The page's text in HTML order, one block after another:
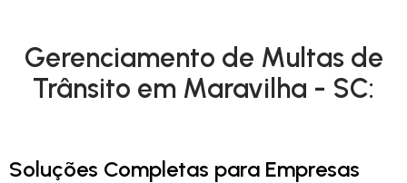
Gerenciamento de Multas de
Trânsito em Maravilha - SC:
Soluções Completas para Empresas